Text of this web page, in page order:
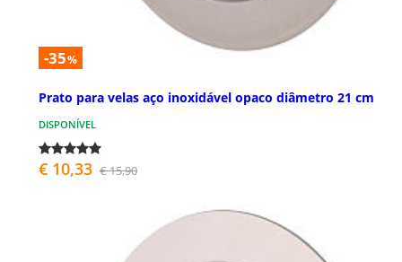
-35%
Prato para velas aço inoxidável opaco diâmetro 21 cm
DISPONÍVEL
€ 10,33 € 15,90